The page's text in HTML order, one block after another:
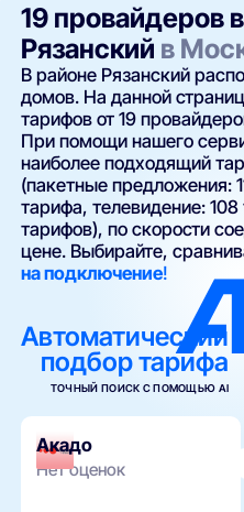
19 провайдеров
Рязанский в
В районе Рязанский
домов. На данной
тарифов от 19
При помощи нашего
наиболее подходящий
(пакетные предложения:
тарифа, телевидение:
тарифов), по скорости
цене. Выбирайте,
на подключение!
Автоматический
подбор тарифа
ТОЧНЫЙ ПОИСК С ПОМОЩЬЮ AI
Акадо
Нет оценок